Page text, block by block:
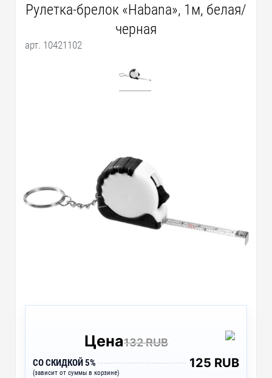
Рулетка-брелок «Habana», 1м, белая/
черная
арт. 10421102
Цена132 RUB
СО СКИДКОЙ 5%
(зависит от суммы в корзине)
125 RUB